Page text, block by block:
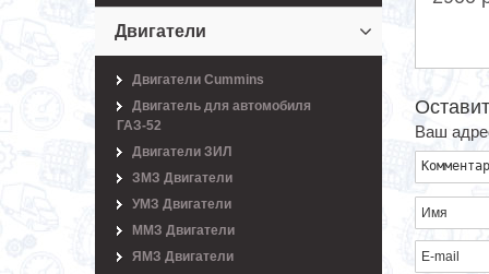
Ваш
Двигатели
Двигатели Cummins
Двигатель для автомобиля
ГАЗ-52
Двигатели ЗИЛ
ЗМЗ Двигатели
УМЗ Двигатели
ММЗ Двигатели
ЯМЗ Двигатели